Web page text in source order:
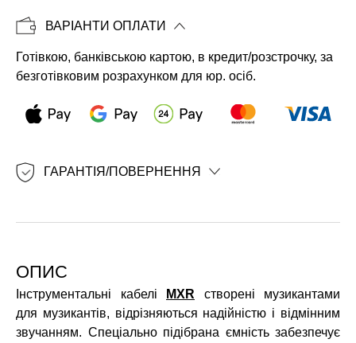
ВАРІАНТИ ОПЛАТИ
Готівкою, банківською картою, в кредит/розстрочку, за
безготівковим розрахунком для юр. осіб.
ГАРАНТІЯ/ПОВЕРНЕННЯ
ОПИС
Інструментальні кабелі MXR
створені музикантами
для музикантів, відрізняються надійністю і відмінним
звучанням. Спеціально підібрана ємність забезпечує